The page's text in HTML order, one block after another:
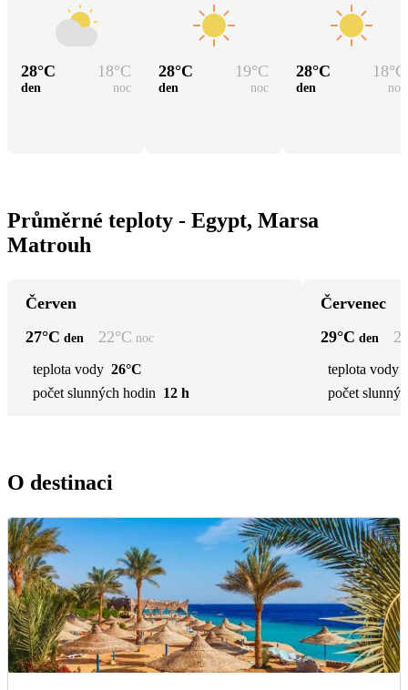
28°C 18°C
den noc
28°C 19°C
den noc
28°C 18°C
den noc
Průměrné teploty - Egypt, Marsa
Matrouh
Červen
27°C den 22°C noc
teplota vody 26°C
počet slunných hodin 12 h
Červenec
29°C den
teplota vody
počet
O destinaci